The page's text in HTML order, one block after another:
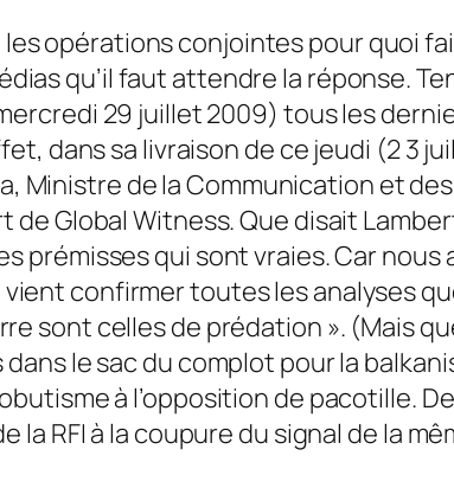
opérations conjointes pour quoi
qu’il faut attendre la réponse.
29 juillet 2009) tous les
dans sa livraison de ce jeudi (2 3
Ministre de la Communication et
de Global Witness. Que disait
prémisses qui sont vraies. Car
confirmer toutes les analyses
sont celles de prédation ». (Mais
le sac du complot pour la
à l’opposition de pacotille.
la RFI à la coupure du signal de la